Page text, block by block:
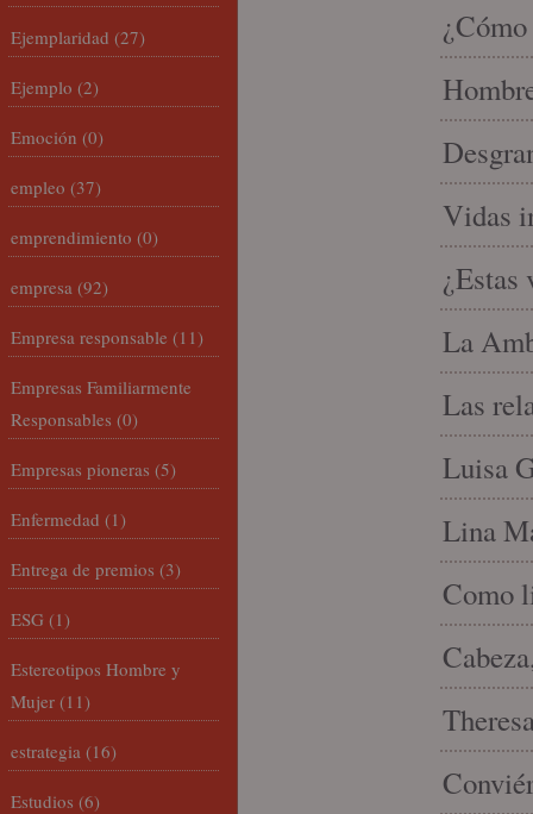
Vidas
¿Estas
La
Las
Luisa
Lina
Como
Ejemplaridad (27)
Ejemplo (2)
Emoción (0)
empleo (37)
emprendimiento (0)
empresa (92)
Empresa responsable (11)
Empresas Familiarmente
Responsables (0)
Empresas pioneras (5)
Enfermedad (1)
Entrega de premios (3)
ESG (1)
Estereotipos Hombre y
Mujer (11)
estrategia (16)
Estudios (6)